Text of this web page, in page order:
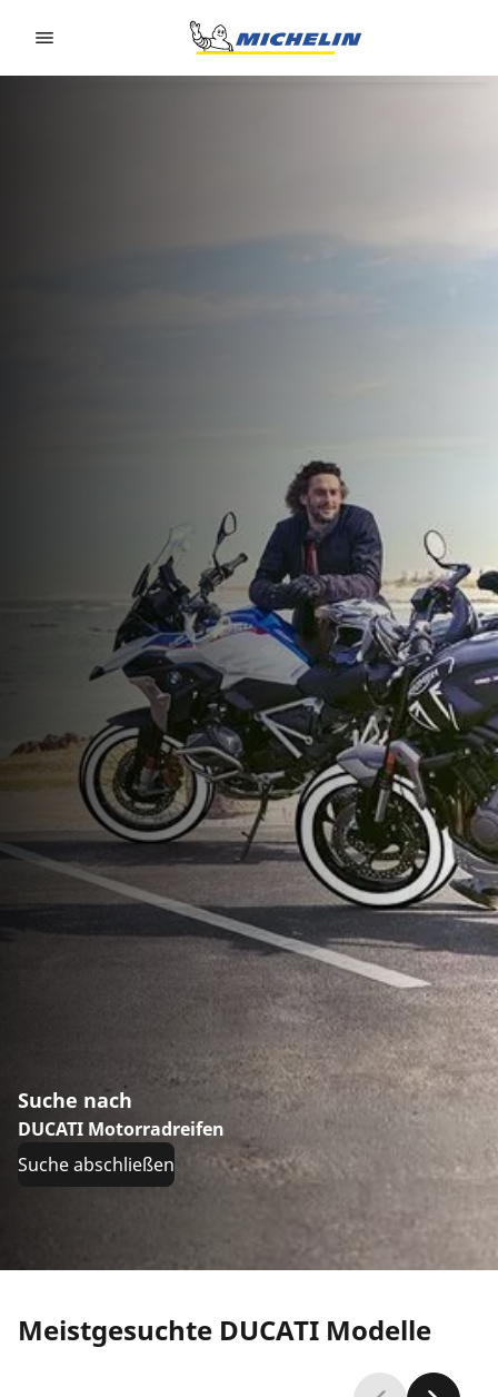
Suche nach
DUCATI Motorradreifen
Suche abschließen
Meistgesuchte DUCATI Modelle